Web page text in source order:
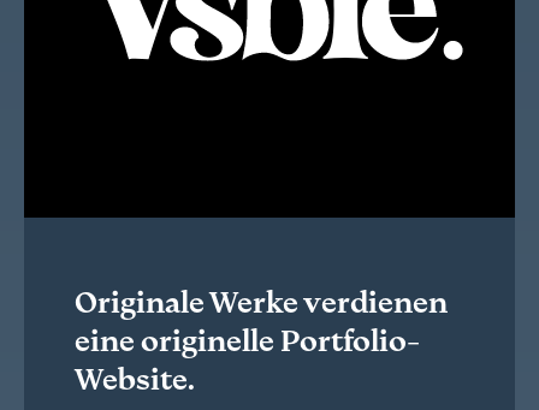
Originale Werke verdienen
eine originelle Portfolio-
Website.